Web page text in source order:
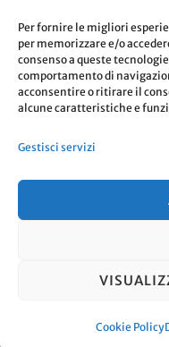
Per fornire le migliori
per memorizzare e/o
consenso a queste
comportamento di
acconsentire o ritirare il
alcune caratteristiche e
Gestisci servizi
Cookie Policy
articoli
ridurla con
riservati.
Blossom Themes